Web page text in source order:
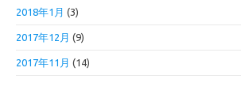
2018年1月 (3)
2017年12月 (9)
2017年11月 (14)